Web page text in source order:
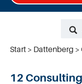
Start
Dattenberg
12